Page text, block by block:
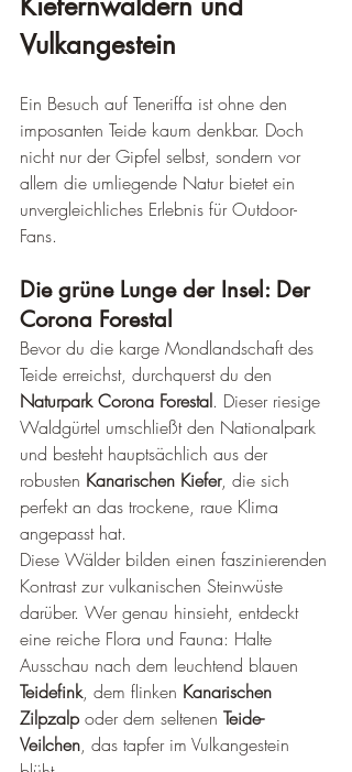
Vulkangestein
Ein Besuch auf Teneriffa ist ohne den
imposanten Teide kaum denkbar. Doch
nicht nur der Gipfel selbst, sondern vor
allem die umliegende Natur bietet ein
unvergleichliches Erlebnis für Outdoor-
Fans.
Die grüne Lunge der Insel: Der
Corona Forestal
Bevor du die karge Mondlandschaft des
Teide erreichst, durchquerst du den
Naturpark Corona Forestal. Dieser riesige
Waldgürtel umschließt den Nationalpark
und besteht hauptsächlich aus der
robusten Kanarischen Kiefer, die sich
perfekt an das trockene, raue Klima
angepasst hat.
Diese Wälder bilden einen faszinierenden
Kontrast zur vulkanischen Steinwüste
darüber. Wer genau hinsieht, entdeckt
eine reiche Flora und Fauna: Halte
Ausschau nach dem leuchtend blauen
Teidefink, dem flinken Kanarischen
Zilpzalp oder dem seltenen Teide-
Veilchen, das tapfer im Vulkangestein